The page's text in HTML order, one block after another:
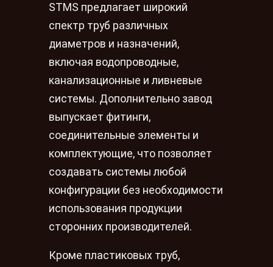
STMS предлагает широкий
спектр труб различных
диаметров и назначений,
включая водопроводные,
канализационные и ливневые
системы. Дополнительно завод
выпускает фитинги,
соединительные элементы и
комплектующие, что позволяет
создавать системы любой
конфигурации без необходимости
использования продукции
сторонних производителей.
Кроме пластиковых труб,